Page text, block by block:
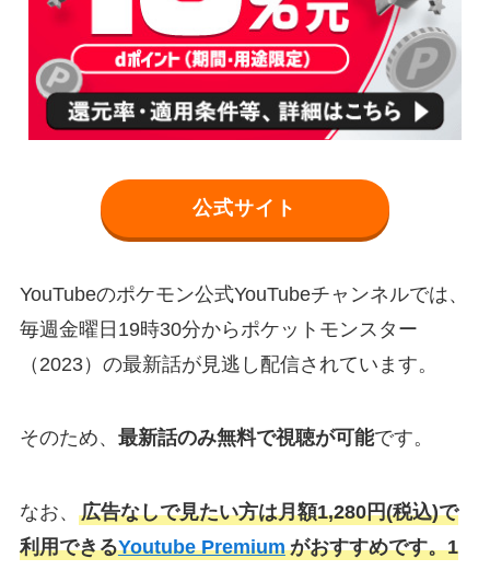
公式サイト
YouTubeのポケモン公式YouTubeチャンネルでは、
毎週金曜日19時30分からポケットモンスター
（2023）の最新話が見逃し配信されています。
そのため、 最新話のみ無料で視聴が可能です。
なお、 広告なしで見たい方は月額1,280円(税込)で
利用できるYoutube Premium がおすすめです。1